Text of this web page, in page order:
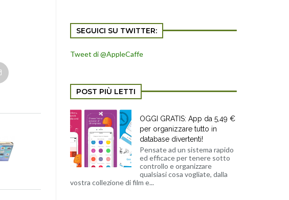
SEGUICI SU TWITTER:
Tweet di @AppleCaffe
POST PIÙ LETTI
OGGI GRATIS: App da 5,49 €
per organizzare tutto in
database divertenti!
Pensate ad un sistema rapido
ed efficace per tenere sotto
controllo e organizzare
qualsiasi cosa vogliate, dalla
vostra collezione di film e...